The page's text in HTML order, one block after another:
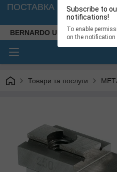
Subscribe to
notifications!
To enable
on the notification
ПОСТАВКА ВЕРСТАТІВ З
🚛
BERNARDO UKRAINE
Товари та послуги